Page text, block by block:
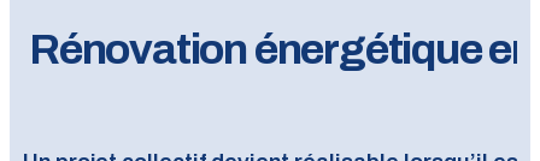
Rénovation énergétique